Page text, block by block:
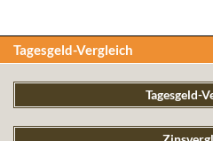
Tagesgeld-Vergleich
Tagesgeld-